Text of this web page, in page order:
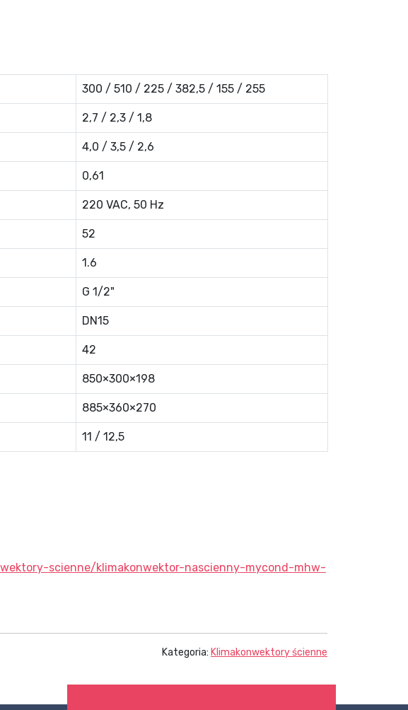
300 / 510 / 225 / 382,5 / 155 / 255
2,7 / 2,3 / 1,8
4,0 / 3,5 / 2,6
0,61
220 VAC, 50 Hz
52
1.6
G 1/2"
DN15
42
850×300×198
885×360×270
11 / 12,5
scienne/klimakonwektor-nascienny-mycond-mhw-
Kategoria: Klimakonwektory ścienne